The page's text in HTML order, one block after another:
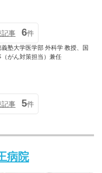
記事 6件
塾大学医学部 外科学 教授、国
がん対策担当）兼任
記事 5件
病院